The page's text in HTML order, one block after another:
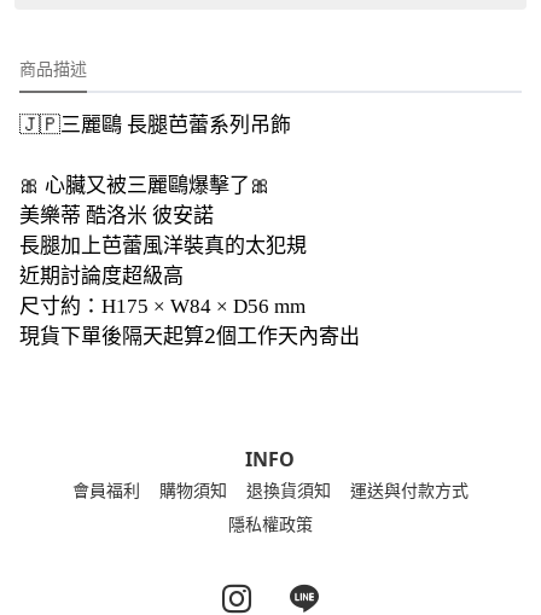
商品描述
🇯🇵三麗鷗 長腿芭蕾系列吊飾
🎀 心臟又被三麗鷗爆擊了🎀
美樂蒂 酷洛米 彼安諾
長腿加上芭蕾風洋裝真的太犯規
近期討論度超級高
尺寸約：H175 × W84 × D56 mm
現貨下單後隔天起算2個工作天內寄出
INFO
會員福利 購物須知 退換貨須知
運送與付款方式
隱私權政策
Instagram page
Line page